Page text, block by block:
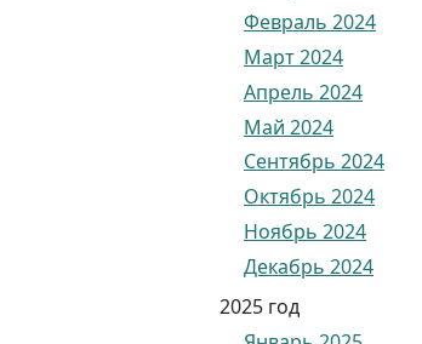
Февраль 2024
Март 2024
Апрель 2024
Май 2024
Сентябрь 2024
Октябрь 2024
Ноябрь 2024
Декабрь 2024
2025 год